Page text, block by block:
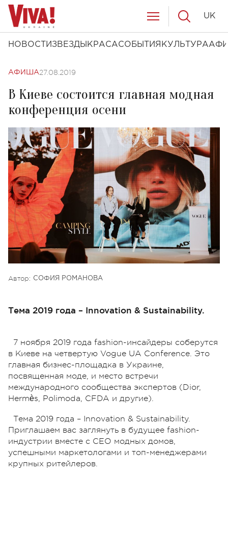
НОВОСТИ ЗВЕЗДЫ КРАСАСОБЫТИЯ КУЛЬТУРА
UK
АФИША27.08.2019
В Киеве состоится главная модная
конференция осени
Автор: СОФИЯ РОМАНОВА
Тема 2019 года – Innovation & Sustainability.
7 ноября 2019 года fashion-инсайдеры соберутся
в Киеве на четвертую Vogue UA Conference. Это
главная бизнес-площадка в Украине,
посвященная моде, и место встречи
международного сообщества экспертов (Dior,
Hermès, Polimoda, СFDA и другие).
Тема 2019 года – Innovation & Sustainability.
Приглашаем вас заглянуть в будущее fashion-
индустрии вместе с СЕО модных домов,
успешными маркетологами и топ-менеджерами
крупных ритейлеров.